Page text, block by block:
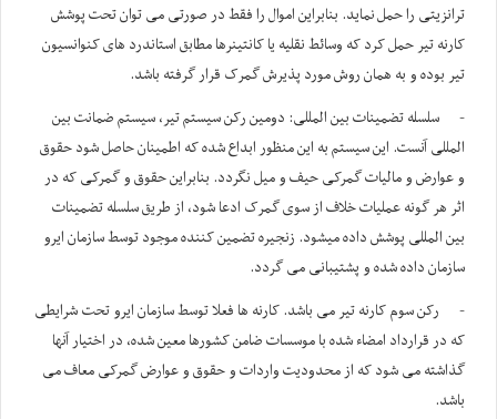
ترانزیتی را حمل نماید. بنابراین اموال را فقط در صورتی می توان تحت پوشش
کارنه تیر حمل کرد که وسائط نقلیه یا کانتینرها مطابق استاندرد های کنوانسیون
تیر بوده و به همان روش مورد پذیرش گمرک قرار گرفته باشد.
- سلسله تضمینات بین المللی: دومین رکن سیستم تیر، سیستم ضمانت بین
المللی آنست. این سیستم به این منظور ابداع شده که اطمینان حاصل شود حقوق
و عوارض و مالیات گمرکی حیف و میل نگردد. بنابراین حقوق و گمرکی که در
اثر هر گونه عملیات خلاف از سوی گمرک ادعا شود، از طریق سلسله تضمینات
بین المللی پوشش داده میشود. زنجیره تضمین کننده موجود توسط سازمان ایرو
سازمان داده شده و پشتیبانی می گردد.
- رکن سوم کارنه تیر می باشد. کارنه ها فعلا توسط سازمان ایرو تحت شرایطی
که در قرارداد امضاء شده با موسسات ضامن کشورها معین شده، در اختیار آنها
گذاشته می شود که از محدودیت واردات و حقوق و عوارض گمرکی معاف می
باشد.